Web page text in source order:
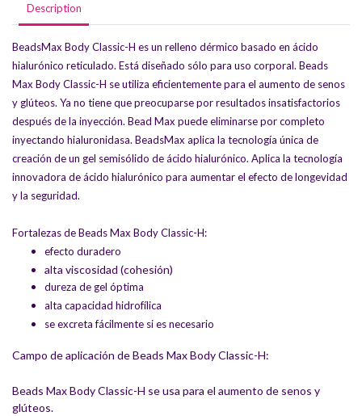
Description
BeadsMax Body Classic-H es un relleno dérmico basado en ácido
hialurónico reticulado. Está diseñado sólo para uso corporal. Beads
Max Body Classic-H se utiliza eficientemente para el aumento de senos
y glúteos. Ya no tiene que preocuparse por resultados insatisfactorios
después de la inyección. Bead Max puede eliminarse por completo
inyectando hialuronidasa. BeadsMax aplica la tecnología única de
creación de un gel semisólido de ácido hialurónico. Aplica la tecnología
innovadora de ácido hialurónico para aumentar el efecto de longevidad
y la seguridad.
Fortalezas de Beads Max Body Classic-H:
efecto duradero
alta viscosidad (cohesión)
dureza de gel óptima
alta capacidad hidrofílica
se excreta fácilmente si es necesario
Campo de aplicación de Beads Max Body Classic-H:
Beads Max Body Classic-H se usa para el aumento de senos y
glúteos.